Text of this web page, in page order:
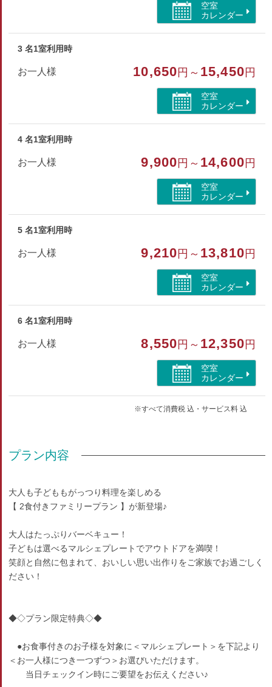
バス/トイレ/コテージ・棟/禁煙/インターネットができ
る部屋/空気清浄機付/山が見える
空室
カレンダー
3 名1室利用時
お一人様 10,650 円～ 15,450 円
空室
カレンダー
4 名1室利用時
お一人様 9,900 円～ 14,600 円
空室
カレンダー
5 名1室利用時
お一人様 9,210 円～ 13,810 円
空室
カレンダー
6 名1室利用時
お一人様 8,550 円～ 12,350 円
空室
カレンダー
※すべて消費税 込・サービス料 込
プラン内容
大人も子どももがっつり料理を楽しめる
【 2食付きファミリープラン 】が新登場♪
大人はたっぷりバーベキュー！
子どもは選べるマルシェプレートでアウトドアを満喫！
笑顔と自然に包まれて、おいしい思い出作りをご家族でお過ごしく
ださい！
◆◇プラン限定特典◇◆
●お食事付きのお子様を対象に＜マルシェプレート＞を下記より
＜お一人様につき一つずつ＞お選びいただけます。
当日チェックイン時にご要望をお伝えください♪